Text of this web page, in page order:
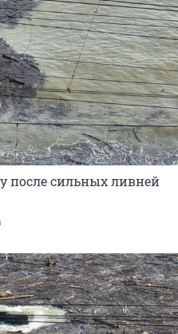
после сильных ливней